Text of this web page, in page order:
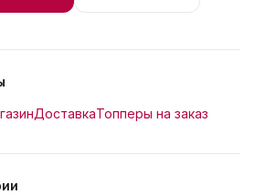
ДоставкаТопперы на заказ